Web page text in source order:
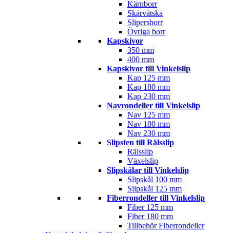
Kärnborr
Skärvätska
Slipersborr
Övriga borr
Kapskivor
350 mm
400 mm
Kapskivor till Vinkelslip
Kap 125 mm
Kap 180 mm
Kap 230 mm
Navrondeller till Vinkelslip
Nav 125 mm
Nav 180 mm
Nav 230 mm
Slipsten till Rälsslip
Rälsslip
Växelslip
Slipskålar till Vinkelslip
Slipskål 100 mm
Slipskål 125 mm
Fiberrondeller till Vinkelslip
Fiber 125 mm
Fiber 180 mm
Tillbehör Fiberrondeller